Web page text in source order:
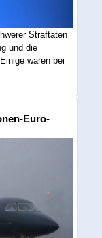
Straftaten
und die
waren bei
Euro-